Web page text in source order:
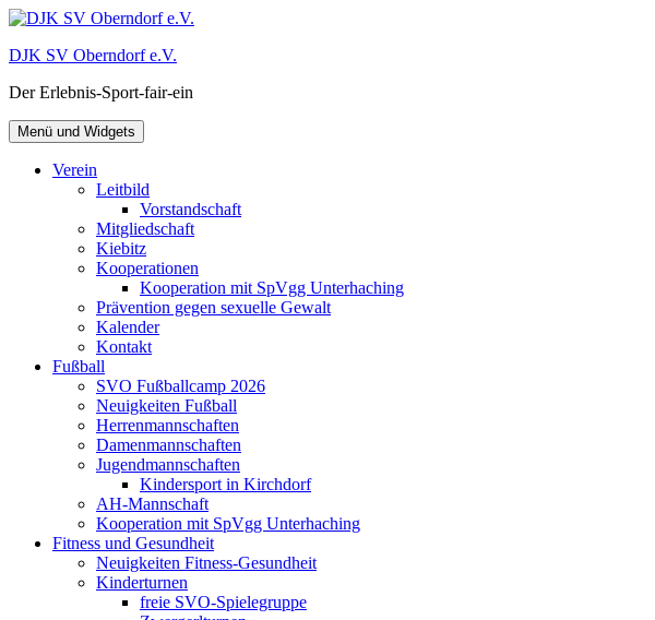
Zum
springen
DJK SV Oberndorf e.V.
Der Erlebnis-Sport-fair-ein
Menü und Widgets
Verein
Leitbild
Vorstandschaft
Mitgliedschaft
Kiebitz
Kooperationen
Kooperation mit SpVgg Unterhaching
Prävention gegen sexuelle Gewalt
Kalender
Kontakt
Fußball
SVO Fußballcamp 2026
Neuigkeiten Fußball
Herrenmannschaften
Damenmannschaften
Jugendmannschaften
Kindersport in Kirchdorf
AH-Mannschaft
Kooperation mit SpVgg Unterhaching
Fitness und Gesundheit
Neuigkeiten Fitness-Gesundheit
Kinderturnen
freie SVO-Spielegruppe